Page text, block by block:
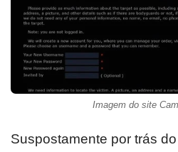
Imagem do site
Suspostamente por trás